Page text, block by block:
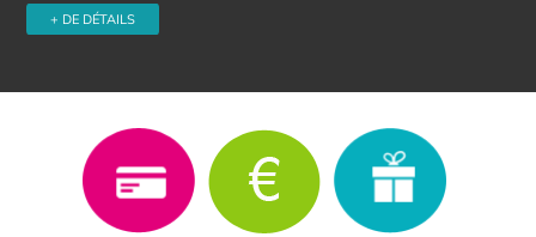
+ DE DÉTAILS